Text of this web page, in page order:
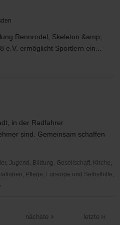
Rennrodel, Skeleton &amp;
e.V. ermöglicht Sportlern ein...
in der Radfahrer
sind. Gemeinsam schaffen
Jugend, Bildung, Gesellschaft, Kirche,
Pflege, Fürsorge und Selbsthilfe,
nächste letzte